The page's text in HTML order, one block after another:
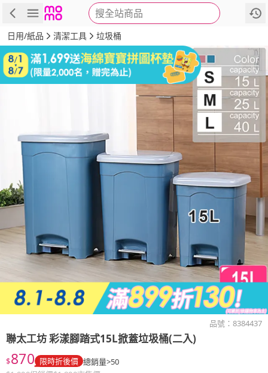
搜全站商品
商品 評價 詳情
日用/紙品 清潔工具 垃圾桶
品號： 8384437
聯太工坊彩漾腳踏式15L掀蓋垃圾桶(二入)
$870 限時折後價 總銷量>50